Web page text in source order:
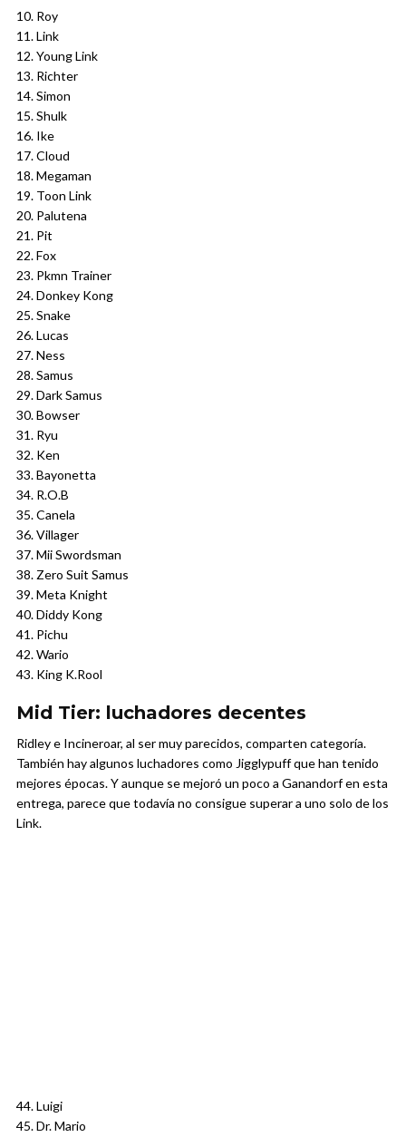
10. Roy
11. Link
12. Young Link
13. Richter
14. Simon
15. Shulk
16. Ike
17. Cloud
18. Megaman
19. Toon Link
20. Palutena
21. Pit
22. Fox
23. Pkmn Trainer
24. Donkey Kong
25. Snake
26. Lucas
27. Ness
28. Samus
29. Dark Samus
30. Bowser
31. Ryu
32. Ken
33. Bayonetta
34. R.O.B
35. Canela
36. Villager
37. Mii Swordsman
38. Zero Suit Samus
39. Meta Knight
40. Diddy Kong
41. Pichu
42. Wario
43. King K.Rool
Mid Tier: luchadores decentes
Ridley e Incineroar, al ser muy parecidos, comparten categoría.
También hay algunos luchadores como Jigglypuff que han tenido
mejores épocas. Y aunque se mejoró un poco a Ganandorf en esta
entrega, parece que todavía no consigue superar a uno solo de los
Link.
44. Luigi
45. Dr. Mario